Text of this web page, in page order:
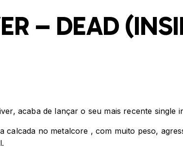
– DEAD
acaba de lançar o seu mais recente single
calcada no metalcore , com muito peso,